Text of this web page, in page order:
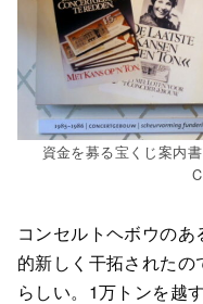
資金を募る宝くじ案内
コンセルトヘボウの
的新しく干拓された
らしい。1万トンを越